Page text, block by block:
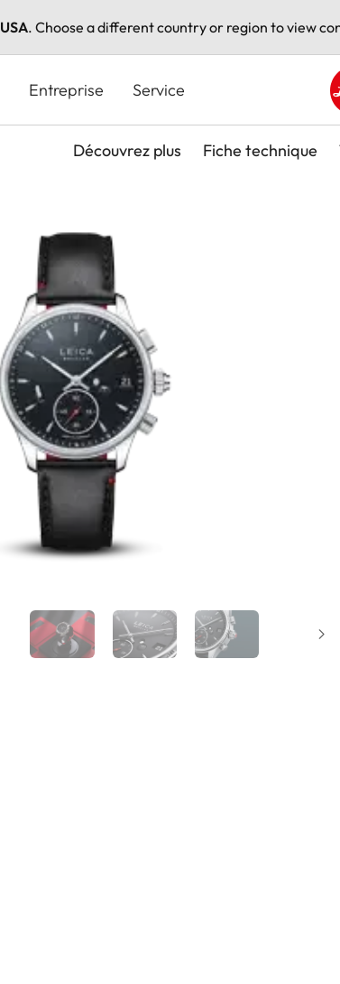
USA. Choose a different country or region to view
Entreprise Service
Découvrez plus Fiche technique